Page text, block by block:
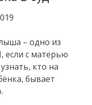
– одно из
если с матерью
кто на
бывает